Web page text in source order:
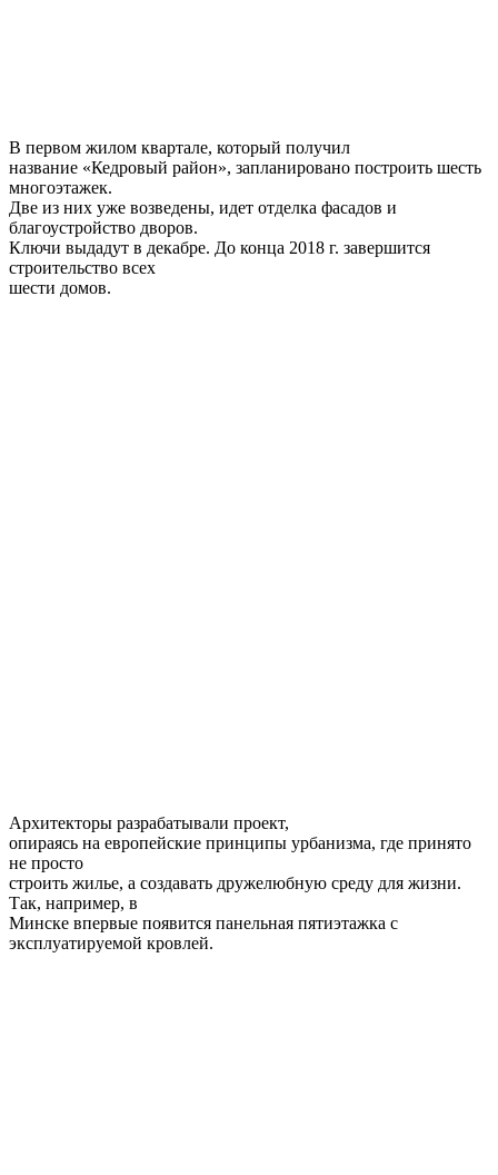
В первом жилом квартале, который получил
название «Кедровый район», запланировано построить шесть
многоэтажек.
Две из них уже возведены, идет отделка фасадов и
благоустройство дворов.
Ключи выдадут в декабре. До конца 2018 г. завершится
строительство всех
шести домов.
Архитекторы разрабатывали проект,
опираясь на европейские принципы урбанизма, где принято
не просто
строить жилье, а создавать дружелюбную среду для жизни.
Так, например, в
Минске впервые появится панельная пятиэтажка с
эксплуатируемой кровлей.